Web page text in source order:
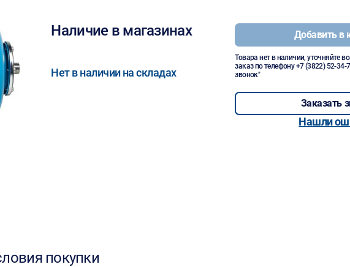
Наличие в магазинах
Нет в наличии на складах
Добавить в
Товара нет в наличии, уточняйте
заказ по телефону+7 (3822) 52-34-
звонок"
Заказать
Нашли
покупки